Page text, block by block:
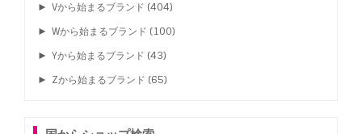
► Vから始まるブランド (404)
► Wから始まるブランド (100)
► Yから始まるブランド (43)
► Zから始まるブランド (65)